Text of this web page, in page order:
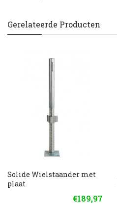
Gerelateerde Producten
Solide Wielstaander met
plaat
€189,97